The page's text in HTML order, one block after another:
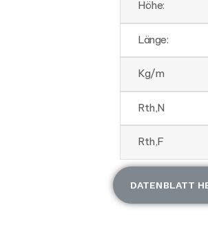
Höhe:
Länge:
Kg/m
Rth,N
Rth,F
DATENBLATT